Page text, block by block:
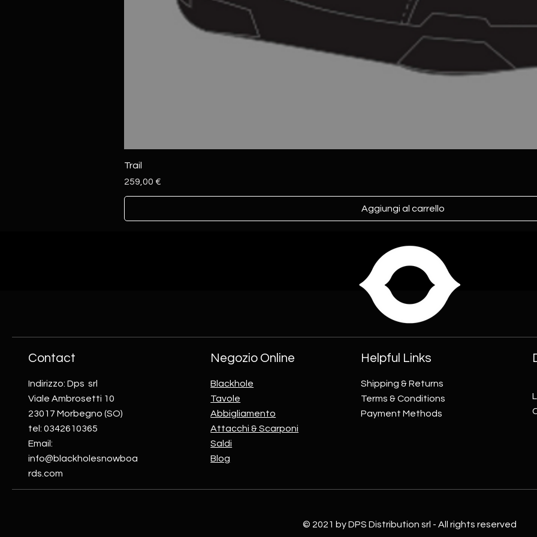
Trail
Prezzo
259,00 €
Aggiungi al carrello
Contact
Indirizzo: Dps srl
Viale Ambrosetti 10
23017 Morbegno (SO)
tel: 0342610365
Email:
info@blackholesnowboa
rds.com
Negozio Online
Blackhole
Tavole
Abbigliamento
Attacchi & Scarponi
Saldi
Blog
Helpful Links
Shipping & Returns
Terms & Conditions
Payment Methods
© 2021 by DPS Distribution srl - All rights reserved